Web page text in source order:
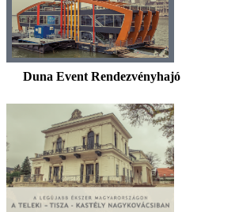
Duna Event Rendezvényhajó